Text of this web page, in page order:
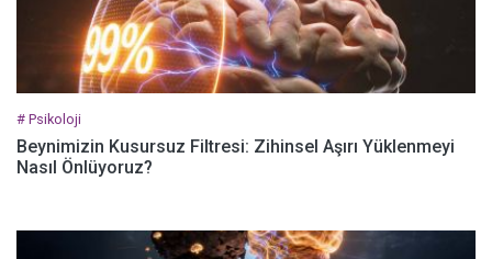
# Psikoloji
Beynimizin Kusursuz Filtresi: Zihinsel Aşırı Yüklenmeyi
Nasıl Önlüyoruz?